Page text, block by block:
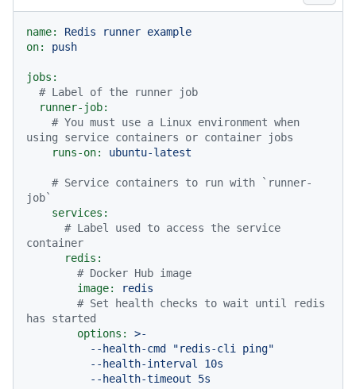
name: Redis runner example
on:
push
jobs:
# Label of the runner job
runner-job:
# You must use a Linux environment when
using service containers or container jobs
runs-on:
ubuntu-latest
# Service containers to run with `runner-
job`
services:
# Label used to access the service
container
redis:
# Docker Hub image
image:
redis
# Set health checks to wait until redis
has started
options:
>-